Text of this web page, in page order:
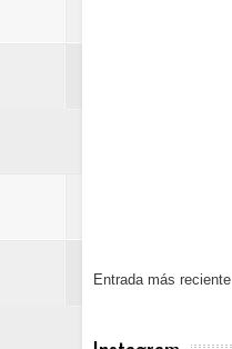
Entrada más reciente